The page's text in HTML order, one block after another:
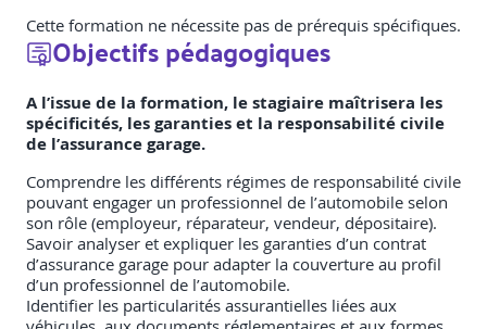
Cette formation ne nécessite pas de prérequis spécifiques.
Objectifs pédagogiques
A l’issue de la formation, le stagiaire maîtrisera les
spécificités, les garanties et la responsabilité civile
de l’assurance garage.
Comprendre les différents régimes de responsabilité civile
pouvant engager un professionnel de l’automobile selon
son rôle (employeur, réparateur, vendeur, dépositaire).
Savoir analyser et expliquer les garanties d’un contrat
d’assurance garage pour adapter la couverture au profil
d’un professionnel de l’automobile.
Identifier les particularités assurantielles liées aux